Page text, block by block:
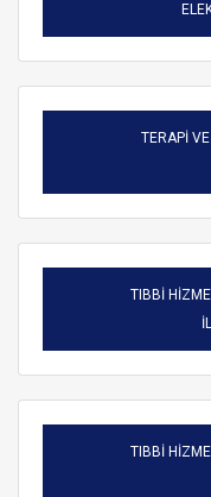
TERAPİ
TIBBİ
TIBBİ